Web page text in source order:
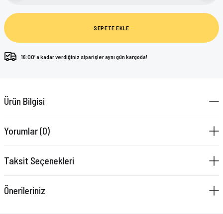
SEPETE EKLE
16:00’ a kadar verdiğiniz siparişler aynı gün kargoda!
Ürün Bilgisi
Yorumlar (0)
Taksit Seçenekleri
Önerileriniz